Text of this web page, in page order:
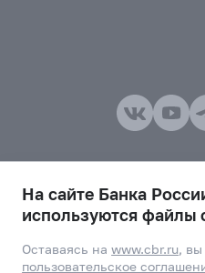
На сайте Банка
используются файлы
Оставаясь наwww.cbr.ru,
пользовательское